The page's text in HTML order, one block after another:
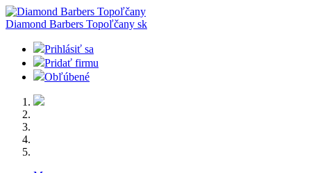
Diamond Barbers Topoľčany sk
Prihlásiť sa
Pridať firmu
Obľúbené